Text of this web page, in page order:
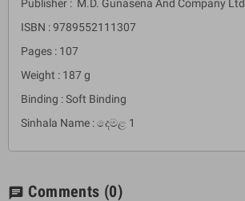
Publisher : M.D. Gunasena And Company Ltd
ISBN : 9789552111307
Pages : 107
Weight : 187 g
Binding : Soft Binding
Sinhala Name : දෙමළ 1
chat Comments (0)